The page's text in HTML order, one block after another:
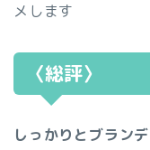
メします
〈総評〉
しっかりとブラン